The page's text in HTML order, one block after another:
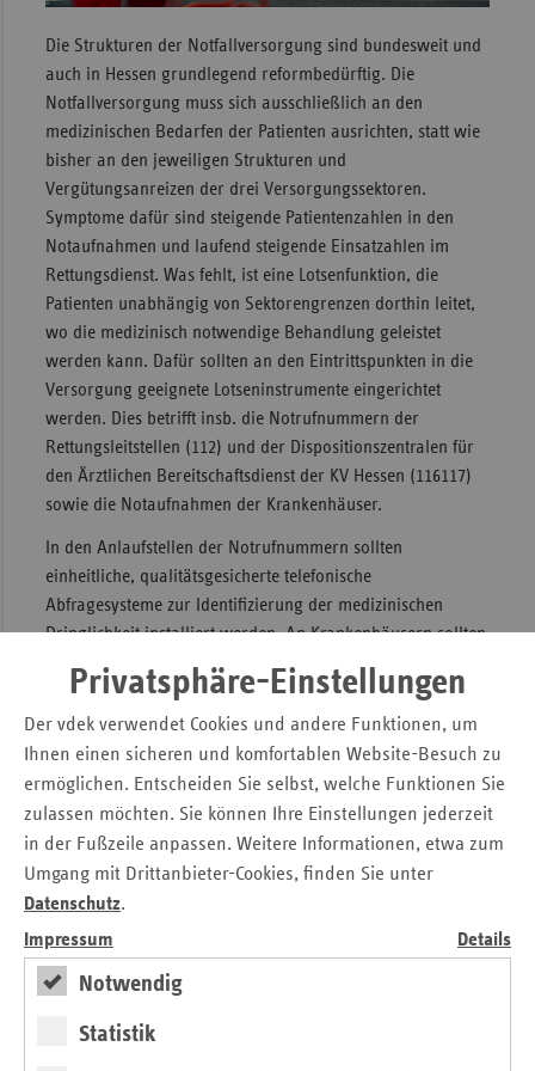
Privatsphäre-Einstellungen
Der vdek verwendet Cookies und andere Funktionen, um
Ihnen einen sicheren und komfortablen Website-Besuch zu
ermöglichen. Entscheiden Sie selbst, welche Funktionen Sie
zulassen möchten. Sie können Ihre Einstellungen jederzeit
in der Fußzeile anpassen. Weitere Informationen, etwa zum
Umgang mit Drittanbieter-Cookies, finden Sie unter
Datenschutz.
Impressum
Details
Notwendig
Statistik
Die Strukturen der Notfallversorgung sind bundesweit und
auch in Hessen grundlegend reformbedürftig. Die
Notfallversorgung muss sich ausschließlich an den
medizinischen Bedarfen der Patienten ausrichten, statt wie
bisher an den jeweiligen Strukturen und
Vergütungsanreizen der drei Versorgungssektoren.
Symptome dafür sind steigende Patientenzahlen in den
Notaufnahmen und laufend steigende Einsatzahlen im
Rettungsdienst. Was fehlt, ist eine Lotsenfunktion, die
Patienten unabhängig von Sektorengrenzen dorthin leitet,
wo die medizinisch notwendige Behandlung geleistet
werden kann. Dafür sollten an den Eintrittspunkten in die
Versorgung geeignete Lotseninstrumente eingerichtet
werden. Dies betrifft insb. die Notrufnummern der
Rettungsleitstellen (112) und der Dispositionszentralen für
den Ärztlichen Bereitschaftsdienst der KV Hessen (116117)
sowie die Notaufnahmen der Krankenhäuser.
In den Anlaufstellen der Notrufnummern sollten
einheitliche, qualitätsgesicherte telefonische
Abfragesysteme zur Identifizierung der medizinischen
Dringlichkeit installiert werden. An Krankenhäusern sollten
im Klinikum Höchst eingerichtet werden, die rund um die
Uhr an der Notfallversorgung teilnehmen. Eine
Portalpraxis sollte mit Ärzten der Kassenärztlichen
Vereinigung (KV) Hessen betrieben werden Am zentralen
gemeinsamen Tresen (Anlaufstelle) wird die
Behandlungsbedürftigkeit (notfallmedizinische
Ersteinschätzung) abklärt und die Notfallpatienten in die
für sie medizinisch angezeigte Versorgung gesteuert. Eine
Notdienstpraxis beinhalten, in der die ambulante
Notfallbehandlung dann direkt durchgeführt wird